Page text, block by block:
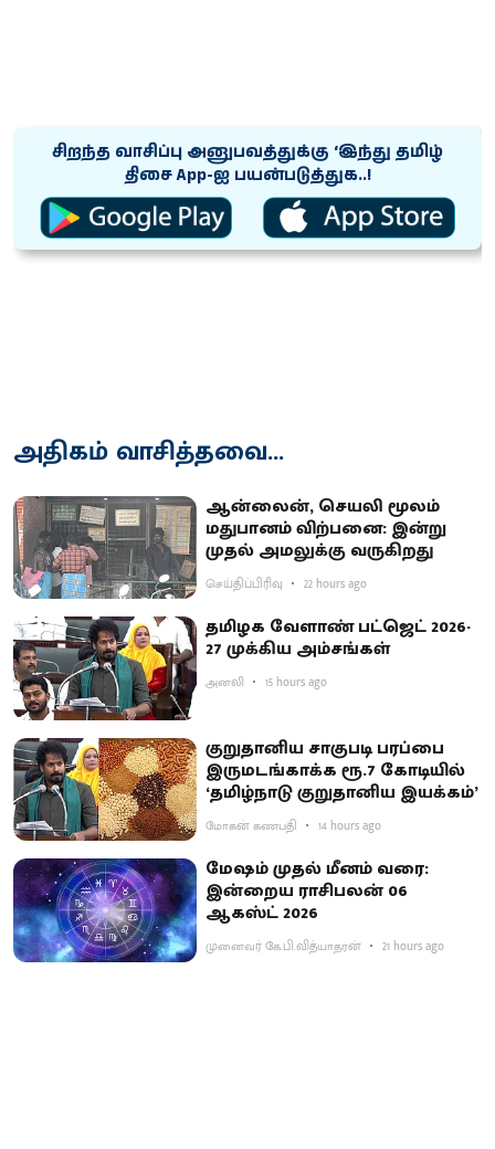
சிறந்த வாசிப்பு அனுபவத்துக்கு ‘இந்து தமிழ்
திசை App-ஐ பயன்படுத்துக..!
அதிகம் வாசித்தவை...
ஆன்லைன், செயலி மூலம்
மதுபானம் விற்பனை: இன்று
முதல் அமலுக்கு வருகிறது
செய்திப்பிரிவு 22 hours ago
தமிழக வேளாண் பட்ஜெட் 2026-
27 முக்கிய அம்சங்கள்
அனலி 15 hours ago
குறுதானிய சாகுபடி பரப்பை
இருமடங்காக்க ரூ.7 கோடியில்
‘தமிழ்நாடு குறுதானிய இயக்கம்’
மோகன் கணபதி 14 hours ago
மேஷம் முதல் மீனம் வரை:
இன்றைய ராசிபலன் 06
ஆகஸ்ட் 2026
முனைவர் கே.பி.வித்யாதரன் 21 hours ago